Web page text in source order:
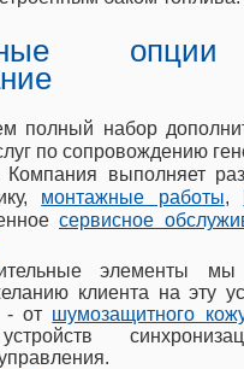
полный набор
по сопровождению
выполняет
монтажные работы,
сервисное
элементы
клиента на эту
- от шумозащитного